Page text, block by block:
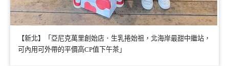
【新北】「亞尼克萬里創始店．生乳捲始祖，北海岸最甜中繼站，
可內用可外帶的平價高CP值下午茶」